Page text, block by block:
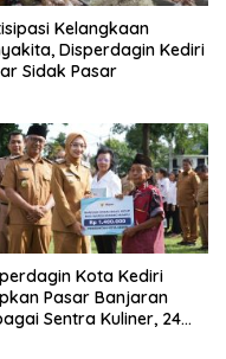
Kelangkaan
Disperdagin Kediri
Sidak Pasar
Kota Kediri
Pasar Banjaran
Sentra Kuliner, 24